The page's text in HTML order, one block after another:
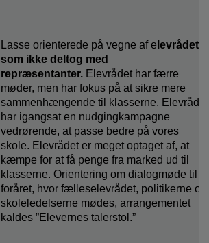
Lasse orienterede på vegne af e levrådet,
som ikke deltog med
repræsentanter. Elevrådet har færre
møder, men har fokus på at sikre mere
sammenhængende til klasserne. Elevrådet
har igangsat en nudgingkampagne
vedrørende, at passe bedre på vores
skole. Elevrådet er meget optaget af, at
kæmpe for at få penge fra marked ud til
klasserne. Orientering om dialogmøde til
foråret, hvor fælleselevrådet, politikerne og
skoleledelserne mødes, arrangementet
kaldes ”Elevernes talerstol.”